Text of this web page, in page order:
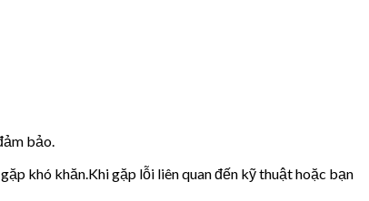
bảo.
khó khăn.Khi gặp lỗi liên quan đến kỹ thuật hoặc bạn